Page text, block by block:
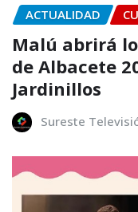
ACTUALIDAD
Malú abrirá
de Albacete
Jardinillos
Sureste